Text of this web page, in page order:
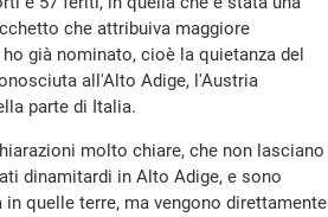
che attribuiva maggiore
già nominato, cioè la quietanza del
all'Alto Adige, l'Austria
parte di Italia.
molto chiare, che non lasciano
dinamitardi in Alto Adige, e sono
quelle terre, ma vengono direttamente